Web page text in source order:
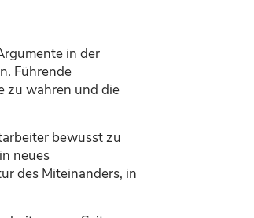
in der
Führende
zu wahren und die
bewusst zu
neues
des Miteinanders, in